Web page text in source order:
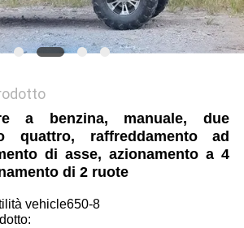
a benzina, manuale, due
quattro, raffreddamento ad
di asse, azionamento a 4
di 2 ruote
vehicle650-8